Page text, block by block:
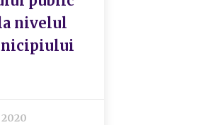
nivelul